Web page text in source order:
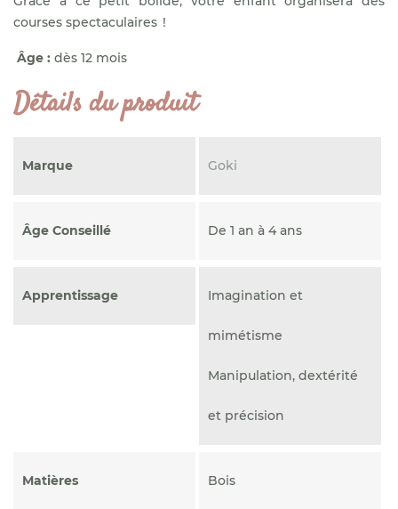
courses spectaculaires !
Âge : dès 12 mois
Détails du produit
Marque Goki
Âge Conseillé De 1 an à 4 ans
Apprentissage Imagination et
mimétisme
Manipulation, dextérité
et précision
Matières Bois